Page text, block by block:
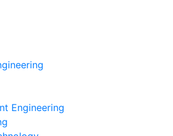
Engineering